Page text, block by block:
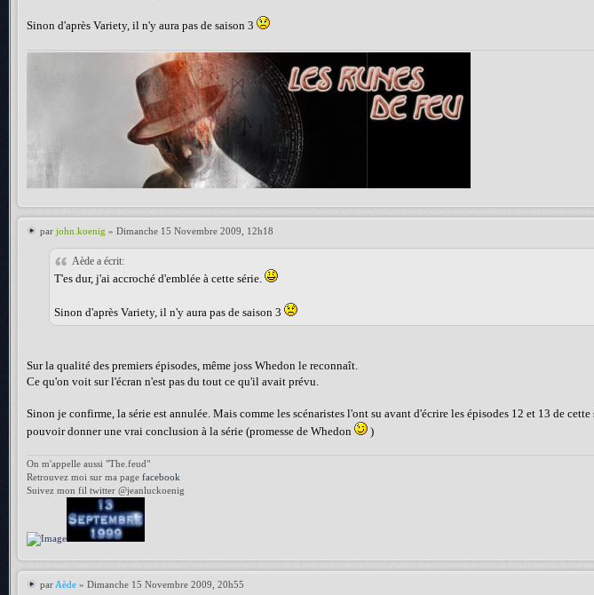
Sinon d'après Variety, il n'y aura pas de saison 3
par john.koenig » Dimanche 15 Novembre 2009, 12h18
Aède a écrit:
T'es dur, j'ai accroché d'emblée à cette série.
Sinon d'après Variety, il n'y aura pas de saison 3
Sur la qualité des premiers épisodes, même joss Whedon le reconnaît.
Ce qu'on voit sur l'écran n'est pas du tout ce qu'il avait prévu.
Sinon je confirme, la série est annulée. Mais comme les scénaristes l'ont su avant d'écrire les épisodes 12 et 13 de
pouvoir donner une vrai conclusion à la série (promesse de Whedon
)
On m'appelle aussi "The.feud"
Retrouvez moi sur ma page facebook
Suivez mon fil twitter @jeanluckoenig
par Aède » Dimanche 15 Novembre 2009, 20h55